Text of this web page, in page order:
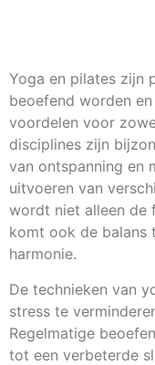
Yoga en pilates zijn
beoefend worden
voordelen voor
disciplines zijn
van ontspanning en
uitvoeren van
wordt niet alleen de
komt ook de balans
harmonie.
De technieken van
stress te
Regelmatige
tot een verbeterde